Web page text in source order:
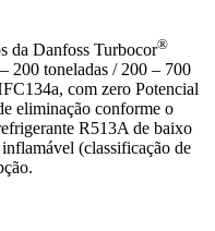
da Danfoss Turbocor®
200 toneladas / 200 – 700
com zero Potencial
eliminação conforme o
R513A de baixo
(classificação de